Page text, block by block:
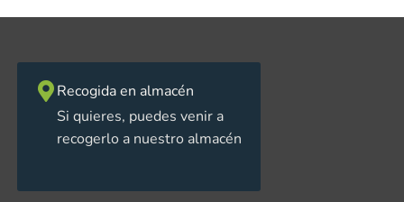
Recogida en almacén
Si quieres, puedes venir a
recogerlo a nuestro almacén